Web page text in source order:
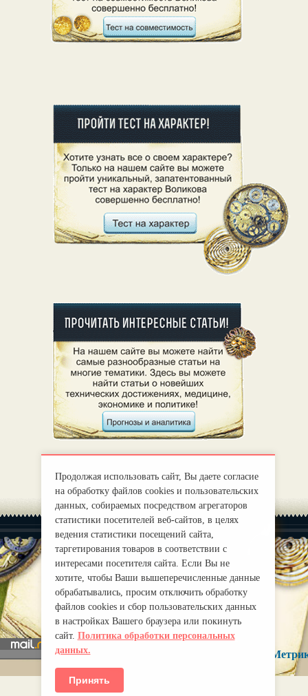
О нас
Правила
mirprognoz@mail.ru
Продолжая использовать сайт, Вы даете согласие
на обработку файлов cookies и пользовательских
данных, собираемых посредством агрегаторов
статистики посетителей веб-сайтов, в целях
ведения статистики посещений сайта,
таргетирования товаров в соответствии с
интересами посетителя сайта. Если Вы не
хотите, чтобы Ваши вышеперечисленные данные
обрабатывались, просим отключить обработку
файлов cookies и сбор пользовательских данных
в настройках Вашего браузера или покинуть
сайт. Политика обработки персональных
данных.
Принять